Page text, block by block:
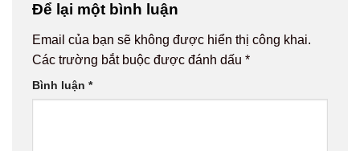
Để lại một bình luận
Email của bạn sẽ không được hiển thị công khai.
Các trường bắt buộc được đánh dấu *
Bình luận *